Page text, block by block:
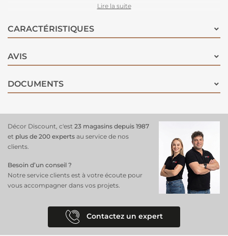
formule à base d'eau la rend moins agressive pour l'environnement.
minutes.
Lire la suite
CARACTÉRISTIQUES
AVIS
DOCUMENTS
Décor Discount, c'est 23 magasins depuis 1987
et plus de 200 experts au service de nos
clients.
Besoin d’un conseil ?
Notre service clients est à votre écoute pour
vous accompagner dans vos projets.
Contactez un expert